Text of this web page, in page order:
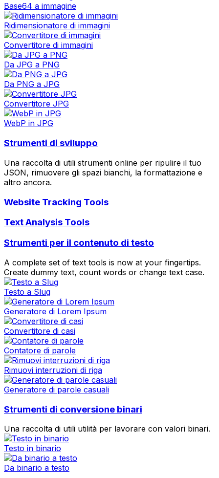
Base64 a immagine
Ridimensionatore di immagini
Convertitore di immagini
Da JPG a PNG
Da PNG a JPG
Convertitore JPG
WebP in JPG
Strumenti di sviluppo
Una raccolta di utili strumenti online per ripulire il tuo
JSON, rimuovere gli spazi bianchi, la formattazione e
altro ancora.
Website Tracking Tools
Text Analysis Tools
Strumenti per il contenuto di testo
A complete set of text tools is now at your fingertips.
Create dummy text, count words or change text case.
Testo a Slug
Generatore di Lorem Ipsum
Convertitore di casi
Contatore di parole
Rimuovi interruzioni di riga
Generatore di parole casuali
Strumenti di conversione binari
Una raccolta di utili utilità per lavorare con valori binari.
Testo in binario
Da binario a testo